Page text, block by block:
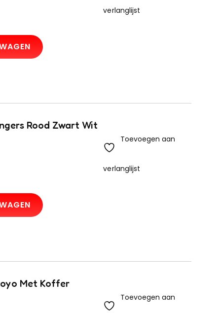
verlanglijst
Rood Zwart Wit
Toevoegen aan
verlanglijst
Met Koffer
Toevoegen aan